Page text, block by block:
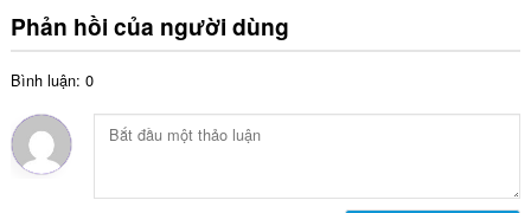
g
:
ế
p
n
g
g
x
ế
ạ
Phản hồi của người dùng
Bình luận: 0